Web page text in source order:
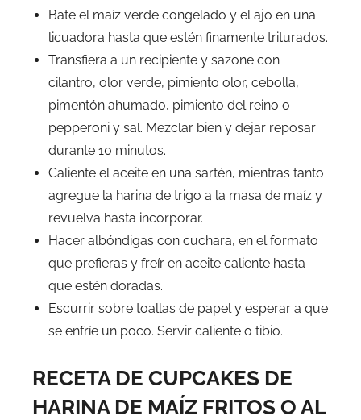
Bate el maíz verde congelado y el ajo en una
licuadora hasta que estén finamente triturados.
Transfiera a un recipiente y sazone con
cilantro, olor verde, pimiento olor, cebolla,
pimentón ahumado, pimiento del reino o
pepperoni y sal. Mezclar bien y dejar reposar
durante 10 minutos.
Caliente el aceite en una sartén, mientras tanto
agregue la harina de trigo a la masa de maíz y
revuelva hasta incorporar.
Hacer albóndigas con cuchara, en el formato
que prefieras y freír en aceite caliente hasta
que estén doradas.
Escurrir sobre toallas de papel y esperar a que
se enfríe un poco. Servir caliente o tibio.
RECETA DE CUPCAKES DE
HARINA DE MAÍZ FRITOS O AL